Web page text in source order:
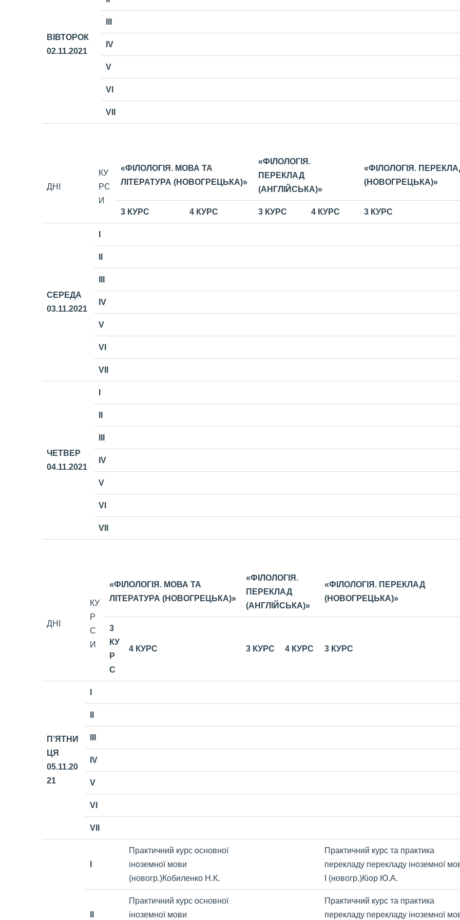
ВІВТОРОК
02.11.2021
IV
V
VI
VII
ДНІ
КУ
РС
И
«ФІЛОЛОГІЯ. МОВА ТА
ЛІТЕРАТУРА (НОВОГРЕЦЬКА)»
«ФІЛОЛОГІЯ.
ПЕРЕКЛАД
(АНГЛІЙСЬКА)»
«ФІЛОЛОГІЯ.
(НОВОГРЕЦЬКА)»
3 КУРС 4 КУРС 3 КУРС 4 КУРС 3 КУРС
СЕРЕДА
03.11.2021
IV
V
VI
VII
ЧЕТВЕР
04.11.2021
IV
V
VI
VII
ДНІ
КУ
Р
С
И
«ФІЛОЛОГІЯ. МОВА ТА
ЛІТЕРАТУРА (НОВОГРЕЦЬКА)»
«ФІЛОЛОГІЯ.
ПЕРЕКЛАД
(АНГЛІЙСЬКА)»
«ФІЛОЛОГІЯ. ПЕРЕКЛАД
(НОВОГРЕЦЬКА)»
3
КУ
Р
С
4 КУРС 3 КУРС 4 КУРС 3 КУРС
П ’ЯТНИ
ЦЯ
05.11.20
21
IV
V
VI
VII
Практичний курс основної
іноземної мови
(новогр.)Кобиленко Н.К.
Практичний курс та практика
перекладу перекладу іноземної
І (новогр.)Кіор Ю.А.
Практичний курс основної
іноземної мови
Практичний курс та практика
перекладу перекладу іноземної